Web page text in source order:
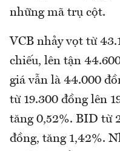
những mã trụ cột.
VCB nhảy vọt từ
chiếu, lên tận
giá vẫn là 44.000
từ 19.300 đồng lên
tăng 0,52%. BID từ
đồng, tăng 1,42%.